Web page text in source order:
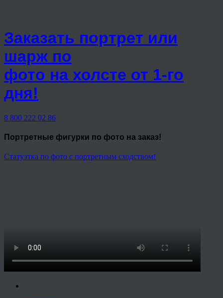
Заказать портрет или
шарж по
фото на холсте от 1-го
дня!
8 800 222 02 86
Портретные фигурки по фото на заказ!
Статуэтка по фото с портретным сходством!